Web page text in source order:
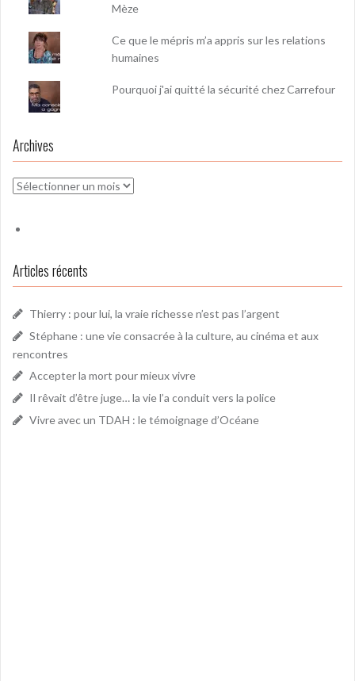
Mèze
Ce que le mépris m’a appris sur les relations
humaines
Pourquoi j'ai quitté la sécurité chez Carrefour
Archives
Archives
Articles récents
Thierry : pour lui, la vraie richesse n’est pas l’argent
Stéphane : une vie consacrée à la culture, au cinéma et aux
rencontres
Accepter la mort pour mieux vivre
Il rêvait d’être juge… la vie l’a conduit vers la police
Vivre avec un TDAH : le témoignage d’Océane